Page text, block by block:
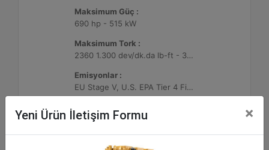
Maksimum Güç :
690 hp - 515 kW
Maksimum Tork :
2360 1.300 dev/dk.da lb-ft - 3200 1.300 dev/dk.da Nm
Emisyonlar :
EU Stage V, U.S. EPA Tier 4 Final, Korea Stage V, Japan 2014, China NRIV
Detay Teklif Al
Yeni Ürün İletişim Formu ×